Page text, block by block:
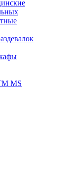
MS